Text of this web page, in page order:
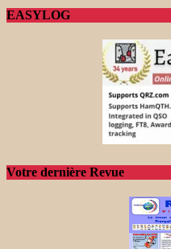
EASYLOG
Votre dernière Revue